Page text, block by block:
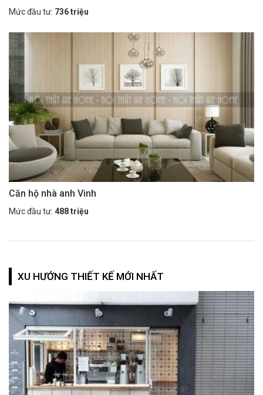
Mức đầu tư: 736 triệu
Căn hộ nhà anh Vinh
Mức đầu tư: 488 triệu
XU HƯỚNG THIẾT KẾ MỚI NHẤT